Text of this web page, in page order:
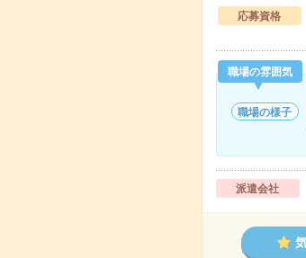
応募資格
職場の雰囲気
職場の様子
派遣会社